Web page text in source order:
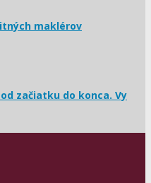
maklérov
začiatku do konca. Vy